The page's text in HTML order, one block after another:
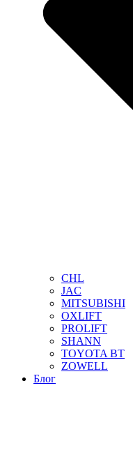
CHL
JAC
MITSUBISHI
OXLIFT
PROLIFT
SHANN
TOYOTA BT
ZOWELL
Блог